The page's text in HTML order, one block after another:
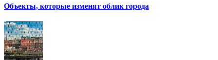
Объекты, которые изменят облик города